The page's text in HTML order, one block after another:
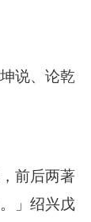
说、论乾
前后两著
」绍兴戊